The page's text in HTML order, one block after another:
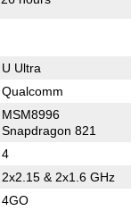
U Ultra
Qualcomm
MSM8996
Snapdragon 821
4
2x2.15 & 2x1.6 GHz
4GO